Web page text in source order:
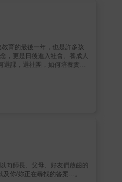
，更是日後進入社會、養成人
有志到美國留學的學子，是非
向師長、父母、好友們啟齒的
及你/妳正在尋找的答案…。